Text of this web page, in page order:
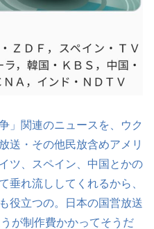
」関連のニュースを、ウク
送・その他民放含めアメリ
ツ、スペイン、中国とかの
垂れ流ししてくれるから、
役立つの。日本の国営放送
が制作費かかってそうだ